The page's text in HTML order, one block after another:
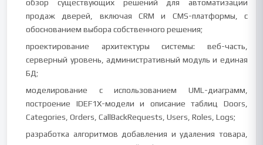
обзор существующих решений для автоматизации
продаж дверей, включая CRM и CMS-платформы, с
обоснованием выбора собственного решения;
проектирование архитектуры системы: веб-часть,
серверный уровень, административный модуль и единая
БД;
моделирование с использованием UML-диаграмм,
построение IDEF1X-модели и описание таблиц Doors,
Categories, Orders, CallBackRequests, Users, Roles, Logs;
разработка алгоритмов добавления и удаления товара,